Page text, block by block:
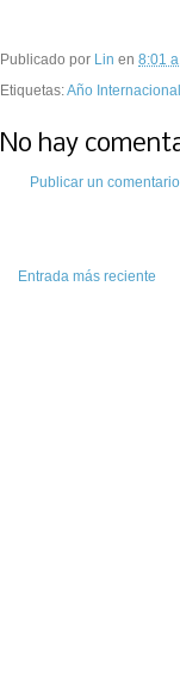
Publicado por Lin en 8:01
Etiquetas:Año
No hay
Publicar un comentario
Entrada más reciente